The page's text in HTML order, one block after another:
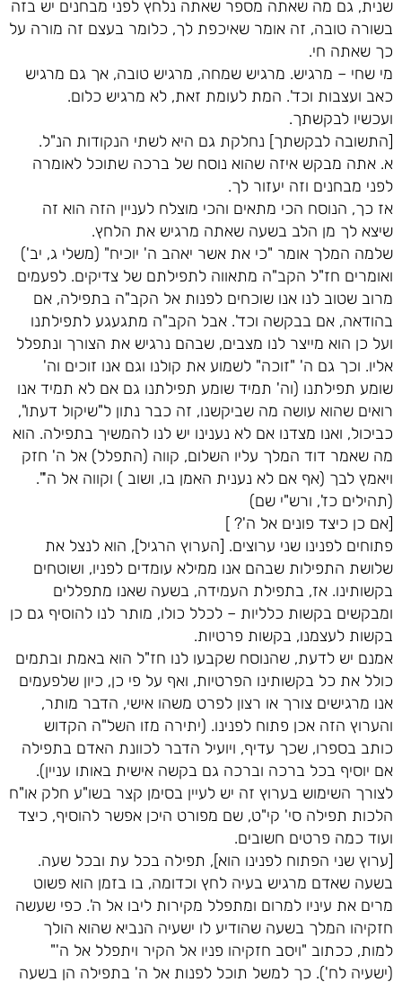
שנית, גם מה שאתה מספר שאתה נלחץ לפני מבחנים יש בזה
בשורה טובה, זה אומר שאיכפת לך, כלומר בעצם זה מורה על
כך שאתה חי.
מי שחי – מרגיש. מרגיש שמחה, מרגיש טובה, אך גם מרגיש
כאב ועצבות וכד'. המת לעומת זאת, לא מרגיש כלום.
ועכשיו לבקשתך.
[התשובה לבקשתך] נחלקת גם היא לשתי הנקודות הנ"ל.
א. אתה מבקש איזה שהוא נוסח של ברכה שתוכל לאומרה
לפני מבחנים וזה יעזור לך.
אז כך, הנוסח הכי מתאים והכי מוצלח לעניין הזה הוא זה
שיצא לך מן הלב בשעה שאתה מרגיש את הלחץ.
שלמה המלך אומר "כי את אשר יאהב ה' יוכיח" (משלי ג, יב')
ואומרים חז"ל הקב"ה מתאווה לתפילתם של צדיקים. לפעמים
מרוב שטוב לנו אנו שוכחים לפנות אל הקב"ה בתפילה, אם
בהודאה, אם בבקשה וכד'. אבל הקב"ה מתגעגע לתפילתנו
ועל כן הוא מייצר לנו מצבים, שבהם נרגיש את הצורך ונתפלל
אליו. וכך גם ה' "זוכה" לשמוע את קולנו וגם אנו זוכים וה'
שומע תפילתנו (וה' תמיד שומע תפילתנו גם אם לא תמיד אנו
רואים שהוא עושה מה שביקשנו, זה כבר נתון ל"שיקול דעתו",
כביכול, ואנו מצדנו אם לא נענינו יש לנו להמשיך בתפילה. הוא
מה שאמר דוד המלך עליו השלום, קווה (התפלל) אל ה' חזק
ויאמץ לבך (אף אם לא נענית האמן בו, ושוב ) וקווה אל ה'".
(תהילים כז', ורש"י שם)
[אם כן כיצד פונים אל ה'? ]
פתוחים לפנינו שני ערוצים. [הערוץ הרגיל], הוא לנצל את
שלושת התפילות שבהם אנו ממילא עומדים לפניו, ושוטחים
בקשותינו. אז, בתפילת העמידה, בשעה שאנו מתפללים
ומבקשים בקשות כלליות – לכלל כולו, מותר לנו להוסיף גם כן
בקשות לעצמנו, בקשות פרטיות.
אמנם יש לדעת, שהנוסח שקבעו לנו חז"ל הוא באמת ובתמים
כולל את כל בקשותינו הפרטיות, ואף על פי כן, כיון שלפעמים
אנו מרגישים צורך או רצון לפרט משהו אישי, הדבר מותר,
והערוץ הזה אכן פתוח לפנינו. (יתירה מזו השל"ה הקדוש
כותב בספרו, שכך עדיף, ויועיל הדבר לכוונת האדם בתפילה
אם יוסיף בכל ברכה וברכה גם בקשה אישית באותו עניין).
לצורך השימוש בערוץ זה יש לעיין בסימן קצר בשו"ע חלק או"ח
הלכות תפילה סי' קי"ט, שם מפורט היכן אפשר להוסיף, כיצד
ועוד כמה פרטים חשובים.
[ערוץ שני הפתוח לפנינו הוא], תפילה בכל עת ובכל שעה.
בשעה שאדם מרגיש בעיה לחץ וכדומה, בו בזמן הוא פשוט
מרים את עיניו למרום ומתפלל מקירות ליבו אל ה'. כפי שעשה
חזקיהו המלך בשעה שהודיע לו ישעיה הנביא שהוא הולך
למות, ככתוב "ויסב חזקיהו פניו אל הקיר ויתפלל אל ה'"
(ישעיה לח'). כך למשל תוכל לפנות אל ה' בתפילה הן בשעה